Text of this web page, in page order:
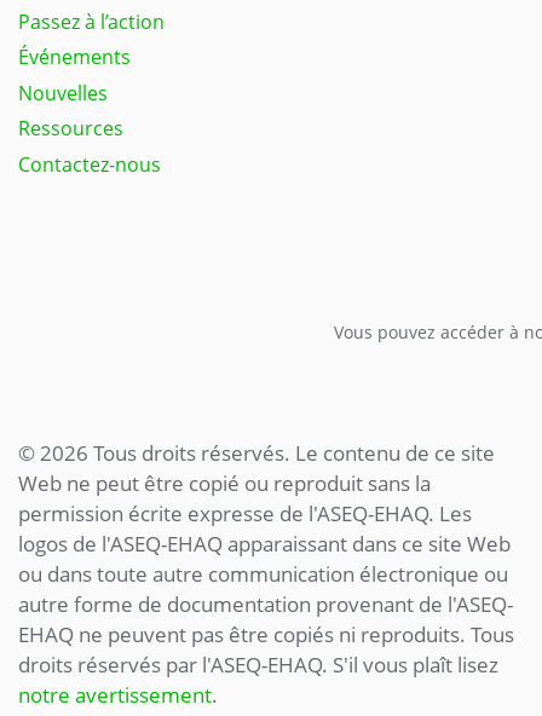
Passez à l’action
Événements
Nouvelles
Ressources
Contactez-nous
Vous pouvez accéder à
© 2026 Tous droits réservés. Le contenu de ce site
Web ne peut être copié ou reproduit sans la
permission écrite expresse de l'ASEQ-EHAQ. Les
logos de l'ASEQ-EHAQ apparaissant dans ce site Web
ou dans toute autre communication électronique ou
autre forme de documentation provenant de l'ASEQ-
EHAQ ne peuvent pas être copiés ni reproduits. Tous
droits réservés par l'ASEQ-EHAQ. S'il vous plaît lisez
notre avertissement.